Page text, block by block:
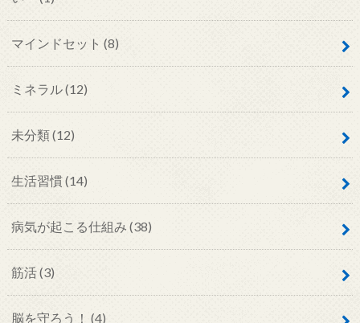
マインドセット (8)
ミネラル(12)
未分類(12)
生活習慣(14)
病気が起こる仕組み (38)
筋活(3)
脳を守ろう！ (4)